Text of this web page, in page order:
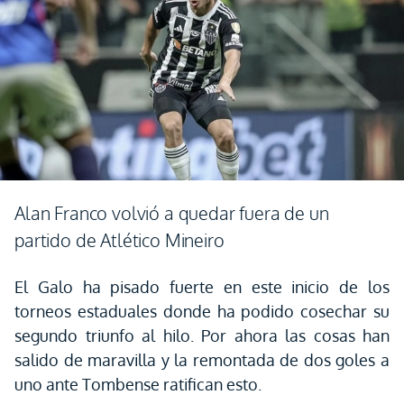
Alan Franco volvió a quedar fuera de un
partido de Atlético Mineiro
El Galo ha pisado fuerte en este inicio de los
torneos estaduales donde ha podido cosechar su
segundo triunfo al hilo. Por ahora las cosas han
salido de maravilla y la remontada de dos goles a
uno ante Tombense ratifican esto.